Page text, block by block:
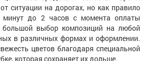
ситуации на дорогах, но как правило
минут до 2 часов с момента оплаты
выбор композиций на любой
в различных формах и оформлении.
цветов благодаря специальной
которая сохраняет их дольше.